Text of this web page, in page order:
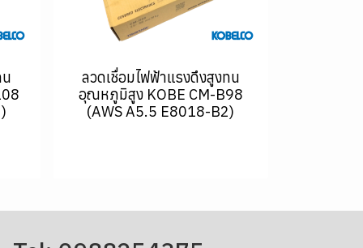
ลวดเชื่อมไฟฟ้าแรงดึงสูงทน
อุณหภูมิสูง KOBE CM-B98
(AWS A5.5 E8018-B2)